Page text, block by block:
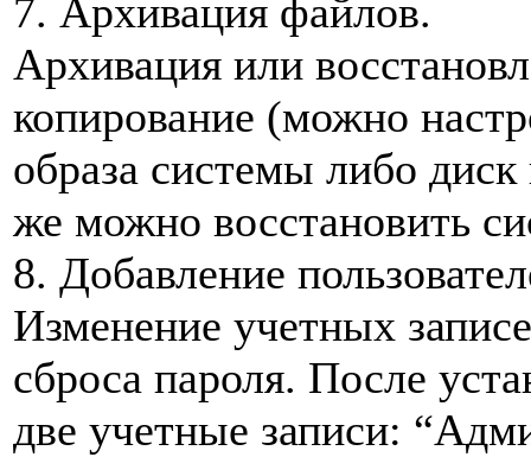
7. Архивация файлов.
Архивация или
копирование (можно
образа системы либо
же можно восстановить
8. Добавление
Изменение учетных
сброса пароля. После
две учетные записи: